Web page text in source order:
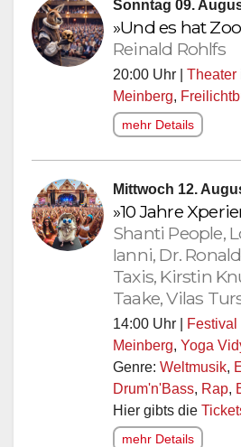
Sonntag 09.
»Und es hat
Reinald Rohlfs
20:00 Uhr | Theater
Meinberg,
mehr Details
Mittwoch 12.
»10 Jahre
Shanti People,
Ianni, Dr.
Taxis, Kirstin
Taake, Vilas
14:00 Uhr | Festival
Meinberg, Yoga
Genre: Weltmusik,
Drum'n'Bass, Rap,
Hier gibts die
mehr Details